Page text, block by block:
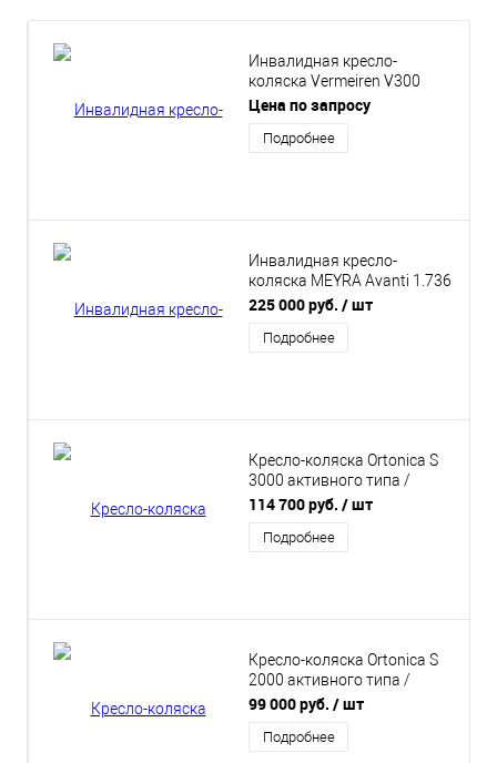
Инвалидная кресло-
коляска Vermeiren V300
Activ
Цена по запросу
Подробнее
Инвалидная кресло-
коляска MEYRA Avanti 1.736
активного типа
225 000 руб. / шт
Подробнее
Кресло-коляска Ortonica S
3000 активного типа /
Active Life 3000
114 700 руб. / шт
Подробнее
Кресло-коляска Ortonica S
2000 активного типа /
Active Life 2000
99 000 руб. / шт
Подробнее